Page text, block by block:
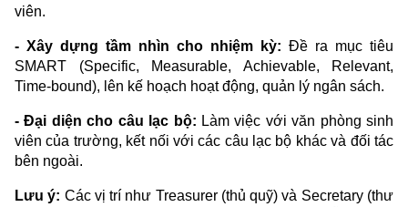
viên.
- Xây dựng tầm nhìn cho nhiệm kỳ: Đề ra mục tiêu
SMART (Specific, Measurable, Achievable, Relevant,
Time-bound), lên kế hoạch hoạt động, quản lý ngân sách.
- Đại diện cho câu lạc bộ: Làm việc với văn phòng sinh
viên của trường, kết nối với các câu lạc bộ khác và đối tác
bên ngoài.
Lưu ý: Các vị trí như Treasurer (thủ quỹ) và Secretary (thư